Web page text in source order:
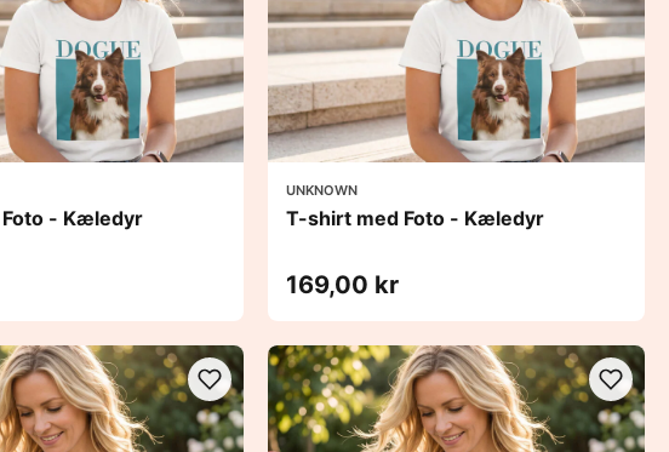
- Kæledyr
UNKNOWN
T-shirt med Foto - Kæledyr
169,00 kr